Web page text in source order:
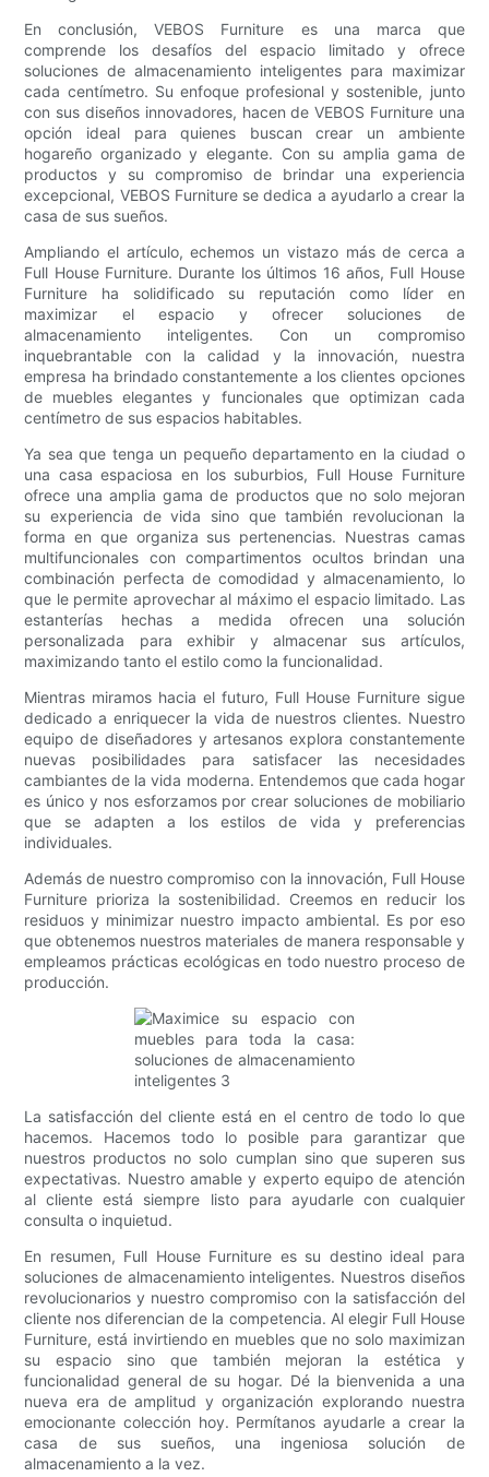
En conclusión, VEBOS Furniture es una marca que
comprende los desafíos del espacio limitado y ofrece
soluciones de almacenamiento inteligentes para maximizar
cada centímetro. Su enfoque profesional y sostenible, junto
con sus diseños innovadores, hacen de VEBOS Furniture una
opción ideal para quienes buscan crear un ambiente
hogareño organizado y elegante. Con su amplia gama de
productos y su compromiso de brindar una experiencia
excepcional, VEBOS Furniture se dedica a ayudarlo a crear la
casa de sus sueños.
Ampliando el artículo, echemos un vistazo más de cerca a
Full House Furniture. Durante los últimos 16 años, Full House
Furniture ha solidificado su reputación como líder en
maximizar el espacio y ofrecer soluciones de
almacenamiento inteligentes. Con un compromiso
inquebrantable con la calidad y la innovación, nuestra
empresa ha brindado constantemente a los clientes opciones
de muebles elegantes y funcionales que optimizan cada
centímetro de sus espacios habitables.
Ya sea que tenga un pequeño departamento en la ciudad o
una casa espaciosa en los suburbios, Full House Furniture
ofrece una amplia gama de productos que no solo mejoran
su experiencia de vida sino que también revolucionan la
forma en que organiza sus pertenencias. Nuestras camas
multifuncionales con compartimentos ocultos brindan una
combinación perfecta de comodidad y almacenamiento, lo
que le permite aprovechar al máximo el espacio limitado. Las
estanterías hechas a medida ofrecen una solución
personalizada para exhibir y almacenar sus artículos,
maximizando tanto el estilo como la funcionalidad.
Mientras miramos hacia el futuro, Full House Furniture sigue
dedicado a enriquecer la vida de nuestros clientes. Nuestro
equipo de diseñadores y artesanos explora constantemente
nuevas posibilidades para satisfacer las necesidades
cambiantes de la vida moderna. Entendemos que cada hogar
es único y nos esforzamos por crear soluciones de mobiliario
que se adapten a los estilos de vida y preferencias
individuales.
Además de nuestro compromiso con la innovación, Full House
Furniture prioriza la sostenibilidad. Creemos en reducir los
residuos y minimizar nuestro impacto ambiental. Es por eso
que obtenemos nuestros materiales de manera responsable y
empleamos prácticas ecológicas en todo nuestro proceso de
producción.
La satisfacción del cliente está en el centro de todo lo que
hacemos. Hacemos todo lo posible para garantizar que
nuestros productos no solo cumplan sino que superen sus
expectativas. Nuestro amable y experto equipo de atención
al cliente está siempre listo para ayudarle con cualquier
consulta o inquietud.
En resumen, Full House Furniture es su destino ideal para
soluciones de almacenamiento inteligentes. Nuestros diseños
revolucionarios y nuestro compromiso con la satisfacción del
cliente nos diferencian de la competencia. Al elegir Full House
Furniture, está invirtiendo en muebles que no solo maximizan
su espacio sino que también mejoran la estética y
funcionalidad general de su hogar. Dé la bienvenida a una
nueva era de amplitud y organización explorando nuestra
emocionante colección hoy. Permítanos ayudarle a crear la
casa de sus sueños, una ingeniosa solución de
almacenamiento a la vez.